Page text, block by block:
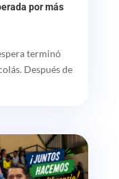
por más
terminó
Después de